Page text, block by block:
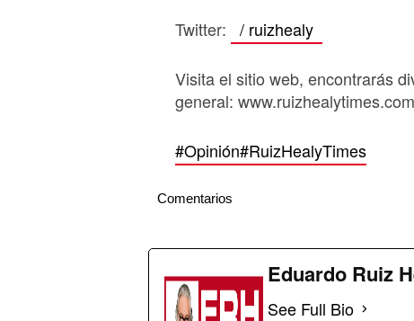
Twitter: / ruizhealy
Visita el sitio web, encontrarás
general: www.ruizhealytimes.com
#Opinión#RuizHealyTimes
Comentarios
Eduardo Ruiz
See Full Bio